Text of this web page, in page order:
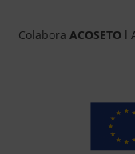
Colabora ACOSETO l